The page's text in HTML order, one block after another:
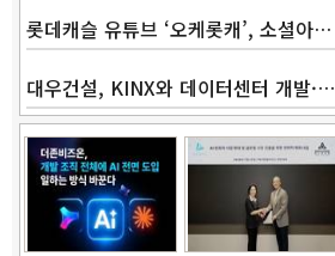
롯데캐슬 유튜브 ‘오케롯캐’, 소셜아…
대우건설, KINX와 데이터센터 개발·…